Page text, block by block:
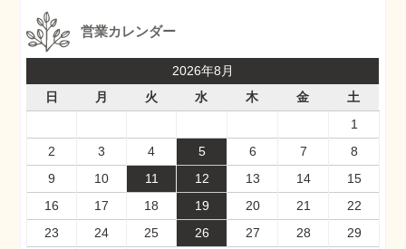
営業カレンダー
2026年8月
日
月 火 水 木 金
土
1
2
3 4 5 6 7
8
9
10 11 12 13 14
15
16
17 18 19 20 21
22
23
24 25 26 27 28
29